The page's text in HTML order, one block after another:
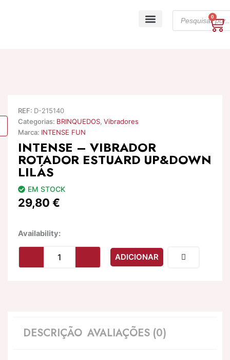
search
0
REF: D-215140
Categorias: BRINQUEDOS, Vibradores
Marca: INTENSE FUN
INTENSE – VIBRADOR
ROTADOR ESTUARD UP&DOWN
LILÁS
EM STOCK
29,80 €
Availability:Quantidade
INTENSE
ADICIONAR
DESCRIÇÃO AVALIAÇÕES (0)